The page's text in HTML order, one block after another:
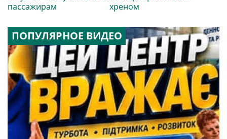
пассажирам
хреном
ПОПУЛЯРНОЕ ВИДЕО